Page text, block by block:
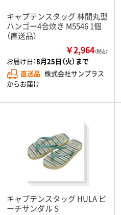
キャプテンスタッグ 林間丸型
ハンゴー4合炊き M5546 1個
（直送品）
￥2,964（税込）
お届け日：8月25日（火）まで
直送品 株式会社サンプラス
からお届け
キャプテンスタッグ HULA ビ
ーチサンダル S